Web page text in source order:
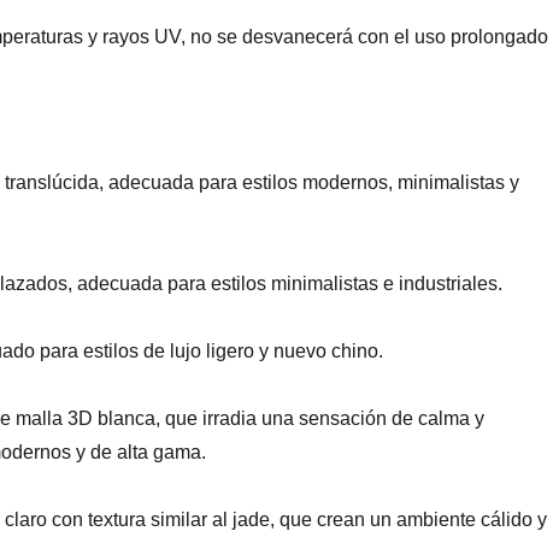
y rayos UV, no se desvanecerá con el uso prolongado
adecuada para estilos modernos, minimalistas y
adecuada para estilos minimalistas e industriales.
para estilos de lujo ligero y nuevo chino.
malla 3D blanca, que irradia una sensación de calma y
y de alta gama.
con textura similar al jade, que crean un ambiente cálido y